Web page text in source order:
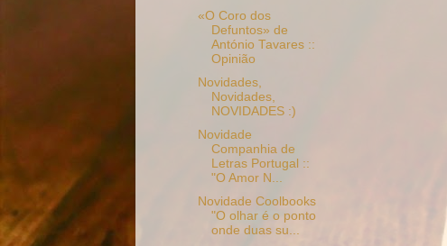
«O Coro dos
Defuntos» de
António Tavares ::
Opinião
Novidades,
Novidades,
NOVIDADES :)
Novidade
Companhia de
Letras Portugal ::
"O Amor N...
Novidade Coolbooks
"O olhar é o ponto
onde duas su...